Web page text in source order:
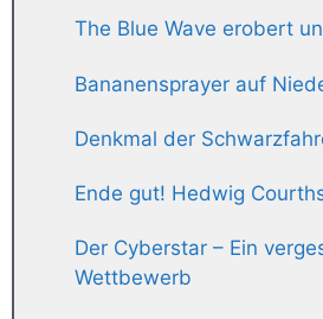
The Blue Wave erobert
Bananensprayer auf
Denkmal der
Ende gut! Hedwig
Der Cyberstar – Ein
Wettbewerb